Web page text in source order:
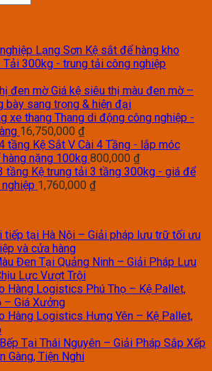
Kệ sắt để hàng kho
300kg - trung tải công nghiệp
Giá kệ siêu thị màu đen mờ –
bày sang trọng & hiện đại
Thang di động công nghiệp -
16,750,000 ₫
Kệ Sắt V Cài 4 Tầng - lắp móc
nặng 100kg 800,000 ₫
Kệ trung tải 3 tầng 300kg - giá để
1,760,000 ₫
tiếp tại Hà Nội – Giải pháp lưu trữ tối ưu
và cửa hàng
Đen Tại Quảng Ninh – Giải Pháp Lưu
Lực Vượt Trội
Hàng Logistics Phú Thọ – Kệ Pallet,
– Giá Xưởng
Hàng Logistics Hưng Yên – Kệ Pallet,
Tại Thái Nguyên – Giải Pháp Sắp Xếp
Gàng, Tiện Nghi